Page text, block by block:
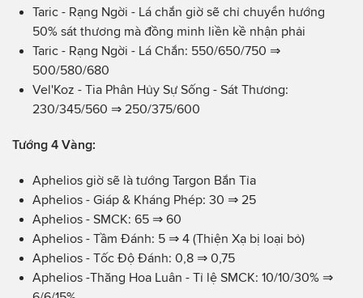
Taric - Rạng Ngời - Lá chắn giờ sẽ chỉ chuyển hướng
50% sát thương mà đồng minh liền kề nhận phải
Taric - Rạng Ngời - Lá Chắn: 550/650/750 ⇒
500/580/680
Vel'Koz - Tia Phân Hủy Sự Sống - Sát Thương:
230/345/560 ⇒ 250/375/600
Tướng 4 Vàng:
Aphelios giờ sẽ là tướng Targon Bắn Tỉa
Aphelios - Giáp & Kháng Phép: 30 ⇒ 25
Aphelios - SMCK: 65 ⇒ 60
Aphelios - Tầm Đánh: 5 ⇒ 4 (Thiện Xạ bị loại bỏ)
Aphelios - Tốc Độ Đánh: 0,8 ⇒ 0,75
Aphelios -Thăng Hoa Luân - Tỉ lệ SMCK: 10/10/30% ⇒